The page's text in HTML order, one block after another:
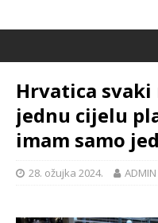
Hrvatica svaki
jednu cijelu
imam samo
28. ožujka 2024. ADMIN